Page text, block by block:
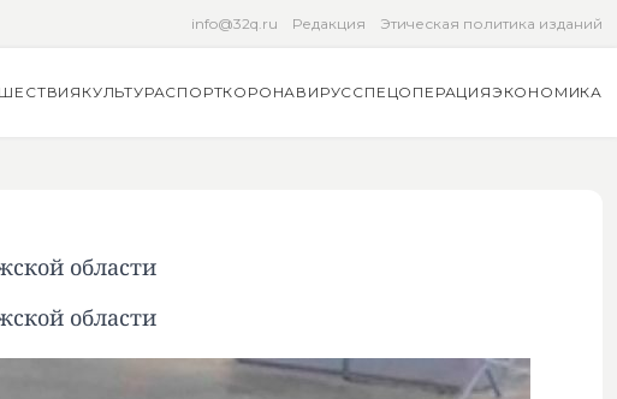
info@32q.ru Редакция Этическая политика изданий
КУЛЬТУРАСПОРТКОРОНАВИРУССПЕЦОПЕРАЦИЯЭКОНОМИКА
области
области